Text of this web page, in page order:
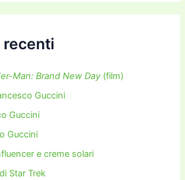
recenti
Man: Brand New Day (film)
Guccini
Guccini
Guccini
e creme solari
Star Trek